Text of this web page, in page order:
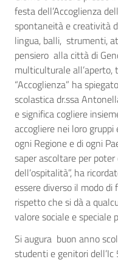
festa dell’Accoglienza
spontaneità e creatività
lingua, balli, strumenti,
pensiero alla città di
multiculturale all’aperto,
“Accoglienza” ha
scolastica dr.ssa
e significa cogliere
accogliere nei loro
ogni Regione e di ogni
saper ascoltare per
dell’ospitalità”, ha
essere diverso il modo
rispetto che si dà a
valore sociale e speciale
Si augura buon anno
studenti e genitori dell’Ic